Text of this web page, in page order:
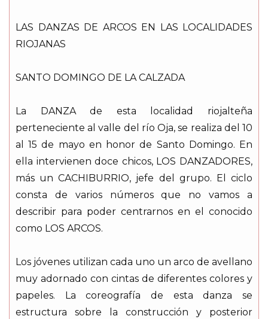
LAS DANZAS DE ARCOS EN LAS LOCALIDADES
RIOJANAS
SANTO DOMINGO DE LA CALZADA
La DANZA de esta localidad riojalteña
perteneciente al valle del río Oja, se realiza del 10
al 15 de mayo en honor de Santo Domingo. En
ella intervienen doce chicos, LOS DANZADORES,
más un CACHIBURRIO, jefe del grupo. El ciclo
consta de varios números que no vamos a
describir para poder centrarnos en el conocido
como LOS ARCOS.
Los jóvenes utilizan cada uno un arco de avellano
muy adornado con cintas de diferentes colores y
papeles. La coreografía de esta danza se
estructura sobre la construcción y posterior